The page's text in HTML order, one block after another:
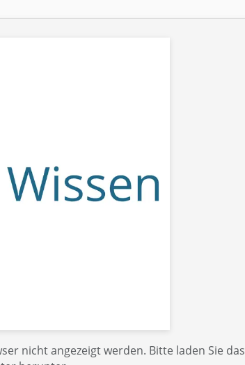
nicht angezeigt werden. Bitte laden Sie das